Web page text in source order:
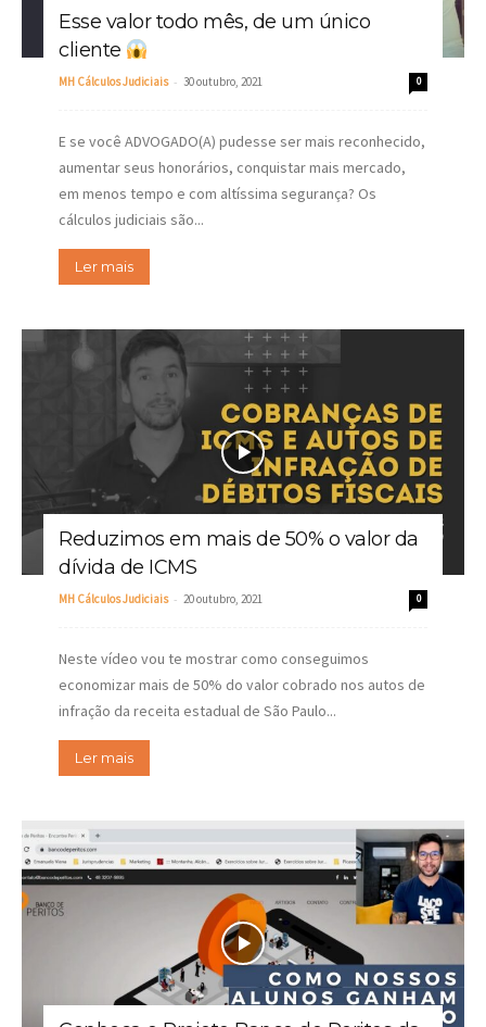
Esse valor todo mês, de um único
cliente
MH Cálculos Judiciais - 30 outubro, 2021 0
E se você ADVOGADO(A) pudesse ser mais reconhecido,
aumentar seus honorários, conquistar mais mercado,
em menos tempo e com altíssima segurança? Os
cálculos judiciais são...
Ler mais
Reduzimos em mais de 50% o valor da
dívida de ICMS
MH Cálculos Judiciais - 20 outubro, 2021 0
Neste vídeo vou te mostrar como conseguimos
economizar mais de 50% do valor cobrado nos autos de
infração da receita estadual de São Paulo...
Ler mais